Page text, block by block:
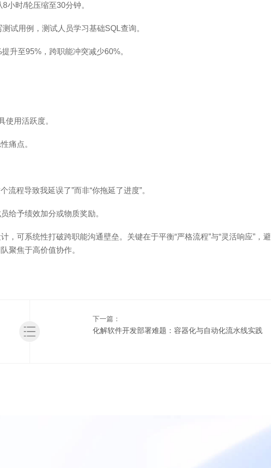
小时/轮压缩至30分钟。
试用例，测试人员学习基础SQL查询。
升至95%，跨职能冲突减少60%。
使用活跃度。
痛点。
流程导致我延误了”而非“你拖延了进度”。
给予绩效加分或物质奖励。
可系统性打破跨职能沟通壁垒。关键在于平衡“严格流程”与“灵活响应”，避
聚焦于高价值协作。
下一篇：
化解软件开发部署难题：容器化与自动化流水线实践